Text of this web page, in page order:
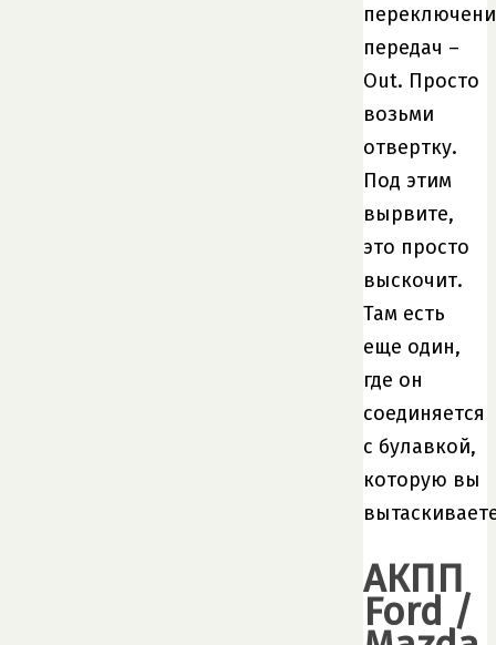
передач –
Out. Просто
возьми
отвертку.
Под этим
вырвите,
это просто
выскочит.
Там есть
еще один,
где он
соединяется
с булавкой,
которую вы
АКПП
Ford /